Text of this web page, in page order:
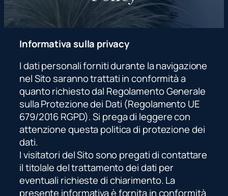
Informativa sulla privacy
I dati personali forniti durante la navigazione
nel Sito saranno trattati in conformità a
quanto richiesto dal Regolamento Generale
sulla Protezione dei Dati (Regolamento UE
679/2016 RGPD). Si prega di leggere con
attenzione questa politica di protezione dei
dati.
I visitatori del Sito sono pregati di contattare
il titolale del trattamento dei dati per
eventuali richieste di chiarimento. La
presente informativa è fornita in conformità